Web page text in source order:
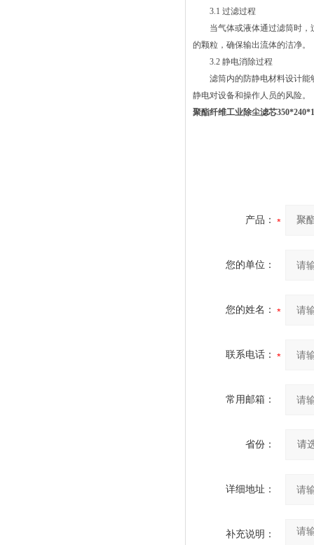
3.1 过滤过程
当气体或液体通过滤筒时，过
的颗粒，确保输出流体的洁净。
3.2 静电消除过程
滤筒内的防静电材料设计能够
静电对设备和操作人员的风险。
聚酯纤维工业除尘滤芯
产品：
您的单位：
您的姓名：
联系电话：
常用邮箱：
省份：
详细地址：
补充说明：